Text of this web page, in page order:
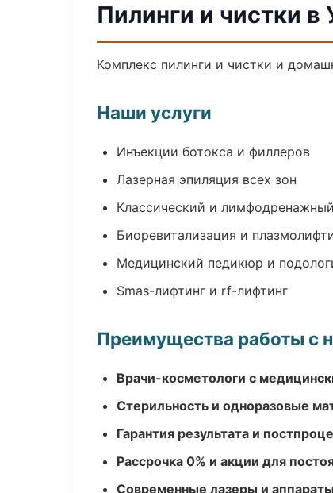
Пилинги и чистки в
Комплекс пилинги и чистки и
Наши услуги
Инъекции ботокса и филлеров
Лазерная эпиляция всех зон
Классический и
Биоревитализация и
Медицинский педикюр и
Smas-лифтинг и rf-лифтинг
Преимущества работы с
Врачи-косметологи с
Стерильность и одноразовые
Гарантия результата и
Рассрочка 0% и акции для
Современные лазеры и